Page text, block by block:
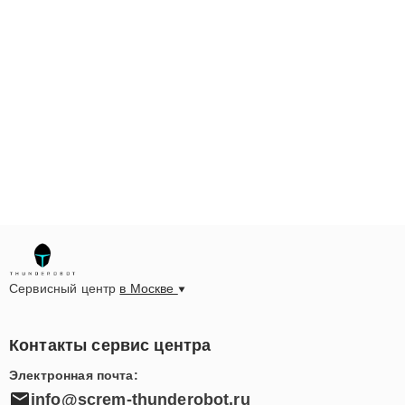
Сервисный центр в Москве
Контакты сервис центра
Электронная почта:
info@screm-thunderobot.ru